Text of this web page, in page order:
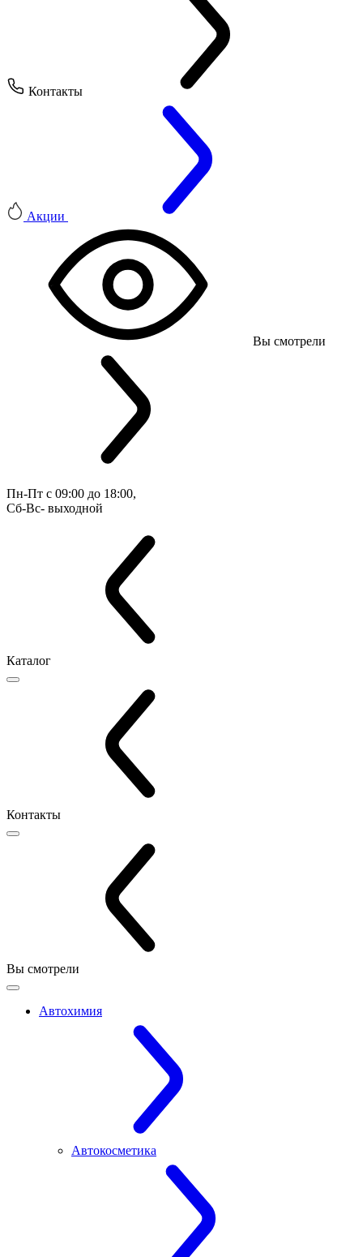
Контакты
Акции
Вы смотрели
Пн-Пт с 09:00 до 18:00,
Сб-Вс- выходной
Каталог
Контакты
Вы смотрели
Автохимия
Автокосметика